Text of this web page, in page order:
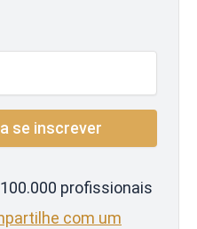
profissionais
com um